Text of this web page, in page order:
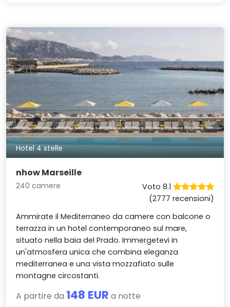
Hotel 4 stelle
nhow Marseille
240 camere
Voto 8.1
(2777 recensioni)
Ammirate il Mediterraneo da camere con balcone o
terrazza in un hotel contemporaneo sul mare,
situato nella baia del Prado. Immergetevi in
un'atmosfera unica che combina eleganza
mediterranea e una vista mozzafiato sulle
montagne circostanti.
A partire da 148 EUR a notte